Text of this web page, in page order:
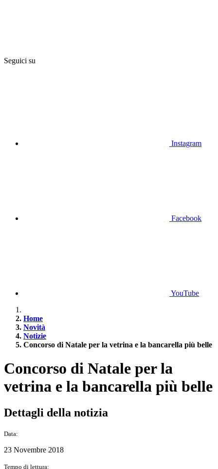
Seguici su
Instagram
Facebook
YouTube
Home
Novità
Notizie
Concorso di Natale per la vetrina e la bancarella più belle
Concorso di Natale per la
vetrina e la bancarella più belle
Dettagli della notizia
Data:
23 Novembre 2018
Tempo di lettura: